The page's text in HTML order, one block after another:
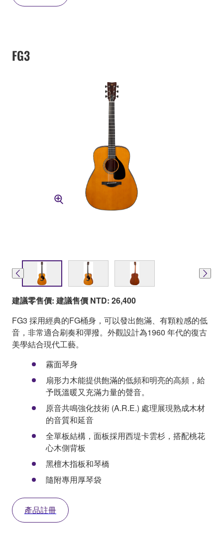
FG3
建議零售價: 建議售價 NTD: 26,400
FG3 採用經典的FG桶身，可以發出飽滿、有顆粒感的低
音，非常適合刷奏和彈撥。外觀設計為1960 年代的復古
美學結合現代工藝。
霧面琴身
扇形力木能提供飽滿的低頻和明亮的高頻，給
予既溫暖又充滿力量的聲音。
原音共鳴強化技術 (A.R.E.) 處理展現熟成木材
的音質和延音
全單板結構，面板採用西堤卡雲杉，搭配桃花
心木側背板
黑檀木指板和琴橋
隨附專用厚琴袋
產品註冊